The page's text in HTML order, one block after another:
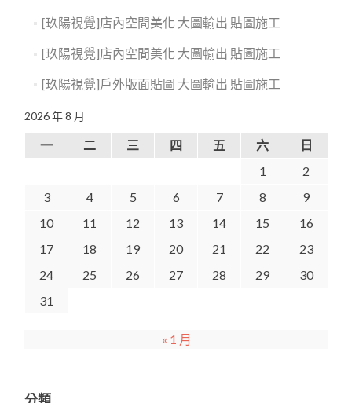
[玖陽視覺]店內空間美化 大圖輸出 貼圖施工
[玖陽視覺]店內空間美化 大圖輸出 貼圖施工
[玖陽視覺]戶外版面貼圖 大圖輸出 貼圖施工
2026 年 8 月
一 二 三 四 五 六
日
1
2
3
4 5 6 7 8
9
10
11 12 13 14 15
16
17
18 19 20 21 22
23
24
25 26 27 28 29
30
31
« 1 月
分類